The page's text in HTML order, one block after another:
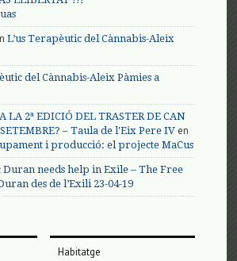
L’us Terapèutic del Cànnabis-Aleix
del Cànnabis-Aleix Pàmies a
LA 2ª EDICIÓ DEL TRASTER DE CAN
– Taula de l'Eix Pere IV en
i producció: el projecte MaCus
needs help in Exile – The Free
des de l’Exili 23-04-19
Habitatge